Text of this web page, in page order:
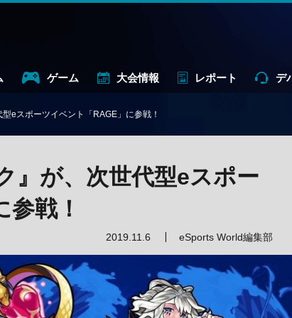
ゲーム 大会情報 レポート デ
eスポーツイベント「RAGE」に参戦！
』が、次世代型eスポー
戦！
2019.11.6 eSports World編集部